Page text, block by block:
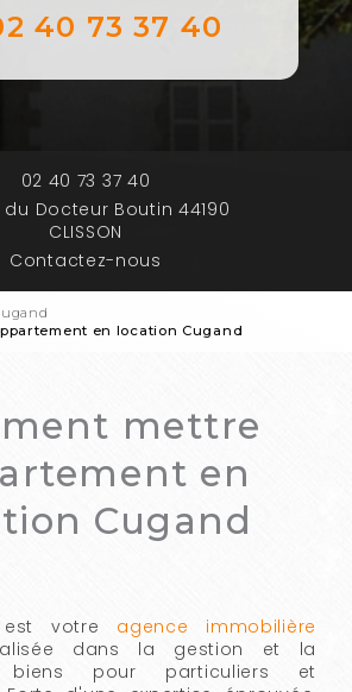
40 73 37 40
02 40 73 37 40
du Docteur Boutin 44190
CLISSON
Contactez-nous
en location Cugand
mettre
en
Cugand
votre agence immobilière
dans la gestion et la
pour particuliers et